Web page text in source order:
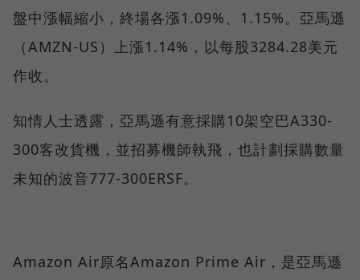
盤中漲幅縮小，終場各漲1.09%、1.15%。亞馬遜
（AMZN-US）上漲1.14%，以每股3284.28美元
作收。
知情人士透露，亞馬遜有意採購10架空巴A330-
300客改貨機，並招募機師執飛，也計劃採購數量
未知的波音777-300ERSF。
Amazon Air原名Amazon Prime Air，是亞馬遜